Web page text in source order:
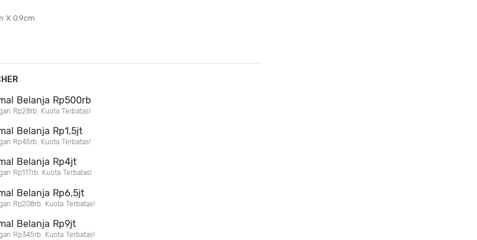
X 0.9cm
Belanja Rp500rb
Rp28rb. Kuota Terbatas!
Belanja Rp1,5jt
Rp45rb. Kuota Terbatas!
Belanja Rp4jt
Rp117rb. Kuota Terbatas!
Belanja Rp6,5jt
Rp208rb. Kuota Terbatas!
Belanja Rp9jt
Rp345rb. Kuota Terbatas!